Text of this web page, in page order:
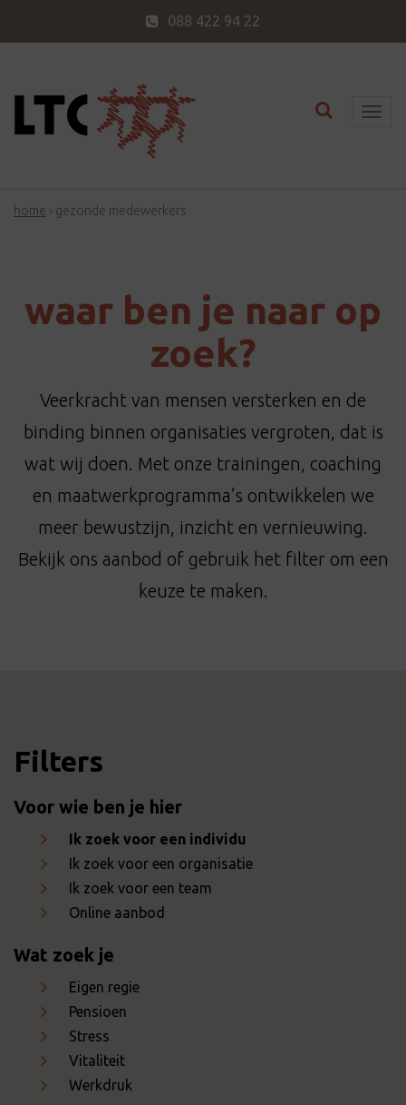
088 422 94 22
T
v
o
Toggle
home › gezonde medewerkers
waar ben je naar op
zoek?
Veerkracht van mensen versterken en de
binding binnen organisaties vergroten, dat is
wat wij doen. Met onze trainingen, coaching
en maatwerkprogramma’s ontwikkelen we
meer bewustzijn, inzicht en vernieuwing.
Bekijk ons aanbod of gebruik het filter om een
keuze te maken.
Filters
Voor wie ben je hier
Ik zoek voor een individu
Ik zoek voor een organisatie
Ik zoek voor een team
Online aanbod
Wat zoek je
Eigen regie
Pensioen
Stress
Vitaliteit
Werkdruk